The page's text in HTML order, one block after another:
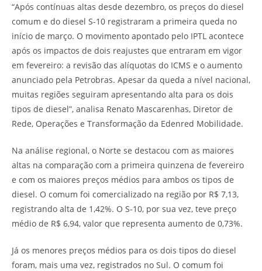
“Após contínuas altas desde dezembro, os preços do diesel
comum e do diesel S-10 registraram a primeira queda no
início de março. O movimento apontado pelo IPTL acontece
após os impactos de dois reajustes que entraram em vigor
em fevereiro: a revisão das alíquotas do ICMS e o aumento
anunciado pela Petrobras. Apesar da queda a nível nacional,
muitas regiões seguiram apresentando alta para os dois
tipos de diesel”, analisa Renato Mascarenhas, Diretor de
Rede, Operações e Transformação da Edenred Mobilidade.
Na análise regional, o Norte se destacou com as maiores
altas na comparação com a primeira quinzena de fevereiro
e com os maiores preços médios para ambos os tipos de
diesel. O comum foi comercializado na região por R$ 7,13,
registrando alta de 1,42%. O S-10, por sua vez, teve preço
médio de R$ 6,94, valor que representa aumento de 0,73%.
Já os menores preços médios para os dois tipos do diesel
foram, mais uma vez, registrados no Sul. O comum foi